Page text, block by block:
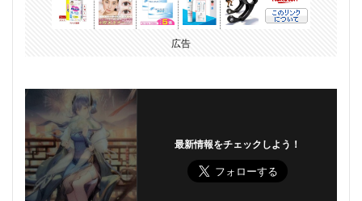
広告
最新情報をチェックしよう！